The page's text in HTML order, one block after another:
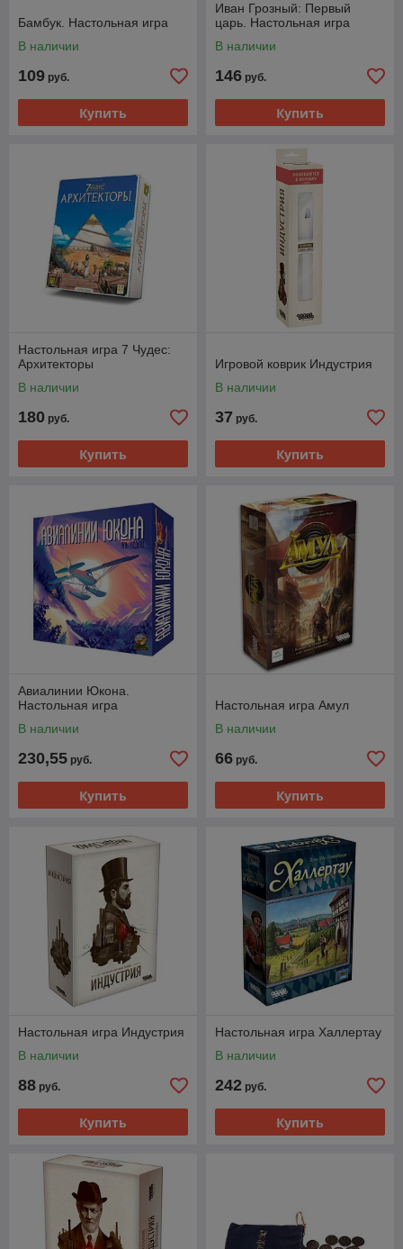
Бамбук. Настольная игра
В наличии
109 руб.
Купить
Иван Грозный: Первый
царь. Настольная игра
В наличии
146 руб.
Купить
Настольная игра 7 Чудес:
Архитекторы
В наличии
180 руб.
Купить
Игровой коврик Индустрия
В наличии
37 руб.
Купить
Авиалинии Юкона.
Настольная игра
В наличии
230,55 руб.
Купить
Настольная игра Амул
В наличии
66 руб.
Купить
Настольная игра Индустрия
В наличии
88 руб.
Купить
Настольная игра Халлертау
В наличии
242 руб.
Купить